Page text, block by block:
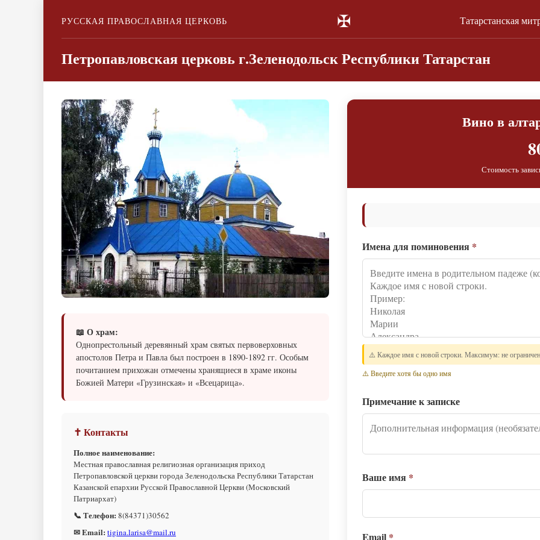
РУССКАЯ ПРАВОСЛАВНАЯ ЦЕРКОВЬ ✠ Татарстанская
Петропавловская церковь г.Зеленодольск Республики Татарстан
📖 О храм:
Однопрестольный деревянный храм святых первоверховных
апостолов Петра и Павла был построен в 1890-1892 гг. Особым
почитанием прихожан отмечены хранящиеся в храме иконы
Божией Матери «Грузинская» и «Всецарица».
✝ Контакты
Полное наименование:
Местная православная религиозная организация приход
Петропавловской церкви города Зеленодольска Республики Татарстан
Казанской епархии Русской Православной Церкви (Московский
Патриархат)
📞 Телефон: 8(84371)30562
✉ Email: tigina.larisa@mail.ru
Вино в
Стоимость
Имена для поминовения *
⚠️ Каждое имя с новой строки. Максимум: не
⚠️ Введите хотя бы одно имя
Примечание к записке
Ваше имя *
Email *